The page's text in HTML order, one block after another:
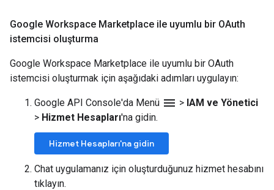
Google Workspace Marketplace ile uyumlu bir OAuth
istemcisi oluşturma
Google Workspace Marketplace ile uyumlu bir OAuth
istemcisi oluşturmak için aşağıdaki adımları uygulayın:
Google API Console'da Menü menu > IAM ve Yönetici
> Hizmet Hesapları'na gidin.
Hizmet Hesapları'na gidin
Chat uygulamanız için oluşturduğunuz hizmet hesabını
tıklayın.